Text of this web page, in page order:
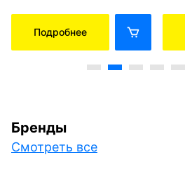
Подробнее
Бренды
Смотреть все